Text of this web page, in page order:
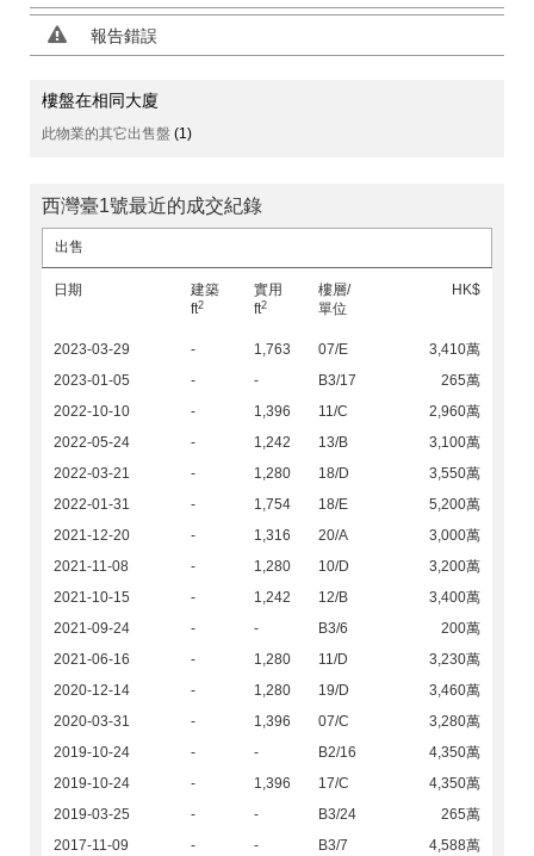
報告錯誤
樓盤在相同大廈
此物業的其它出售盤 (1)
西灣臺1號最近的成交紀錄
出售
日期
建築
ft2
實用
ft2
樓層/
單位
HK$
2023-03-29 - 1,763 07/E
3,410萬
2023-01-05
- - B3/17
265萬
2022-10-10
- 1,396 11/C
2,960萬
2022-05-24
- 1,242 13/B
3,100萬
2022-03-21
- 1,280 18/D
3,550萬
2022-01-31
- 1,754 18/E
5,200萬
2021-12-20
- 1,316 20/A
3,000萬
2021-11-08
- 1,280 10/D
3,200萬
2021-10-15
- 1,242 12/B
3,400萬
2021-09-24
- - B3/6
200萬
2021-06-16
- 1,280 11/D
3,230萬
2020-12-14
- 1,280 19/D
3,460萬
2020-03-31
- 1,396 07/C
3,280萬
2019-10-24
- - B2/16
4,350萬
2019-10-24
- 1,396 17/C
4,350萬
2019-03-25
- - B3/24
265萬
2017-11-09
- - B3/7
4,588萬